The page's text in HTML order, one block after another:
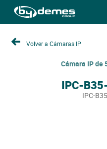
Volver a Cámaras IP
Cámara IP de
IPC-
IPC-